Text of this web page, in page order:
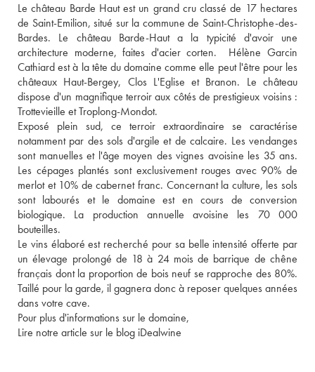
Le château Barde Haut est un grand cru classé de 17 hectares
de Saint-Emilion, situé sur la commune de Saint-Christophe-des-
Bardes. Le château Barde-Haut a la typicité d'avoir une
architecture moderne, faites d'acier corten.  Hélène Garcin
Cathiard est à la tête du domaine comme elle peut l'être pour les
châteaux Haut-Bergey, Clos L'Eglise et Branon. Le château
dispose d'un magnifique terroir aux côtés de prestigieux voisins :
Trottevieille et Troplong-Mondot.
Exposé plein sud, ce terroir extraordinaire se caractérise
notamment par des sols d'argile et de calcaire. Les vendanges
sont manuelles et l'âge moyen des vignes avoisine les 35 ans.
Les cépages plantés sont exclusivement rouges avec 90% de
merlot et 10% de cabernet franc. Concernant la culture, les sols
sont labourés et le domaine est en cours de conversion
biologique. La production annuelle avoisine les 70 000
bouteilles.
Le vins élaboré est recherché pour sa belle intensité offerte par
un élevage prolongé de 18 à 24 mois de barrique de chêne
français dont la proportion de bois neuf se rapproche des 80%.
Taillé pour la garde, il gagnera donc à reposer quelques années
dans votre cave.
Pour plus d'informations sur le domaine,
Lire notre article sur le blog iDealwine